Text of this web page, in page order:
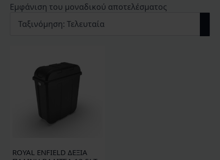
Εμφάνιση του μοναδικού αποτελέσματος
ROYAL ENFIELD ΔΕΞΙΑ